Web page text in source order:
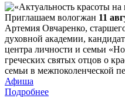
Приглашаем вологжан 11
Артемия Овчаренко,
духовной академии,
центра личности и семьи
греческих святых отцов о
семьи в межпоколенческой
Афиша
Подробнее